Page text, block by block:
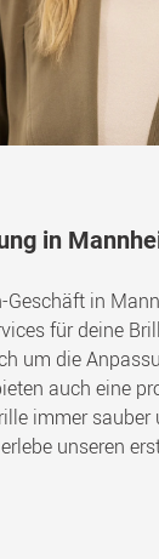
in
Geschäft in
für deine
um die
auch eine
immer sauber
unseren